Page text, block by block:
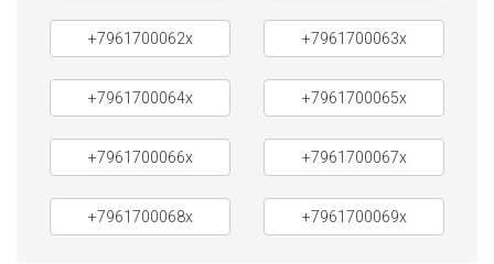
+7961700062x +7961700063x
+7961700064x +7961700065x
+7961700066x +7961700067x
+7961700068x +7961700069x